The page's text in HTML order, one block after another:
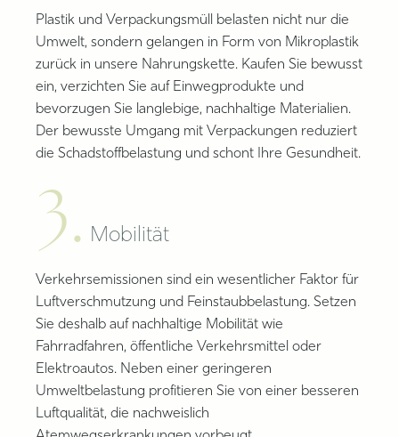
Plastik und Verpackungsmüll belasten nicht nur die
Umwelt, sondern gelangen in Form von Mikroplastik
zurück in unsere Nahrungskette. Kaufen Sie bewusst
ein, verzichten Sie auf Einwegprodukte und
bevorzugen Sie langlebige, nachhaltige Materialien.
Der bewusste Umgang mit Verpackungen reduziert
die Schadstoffbelastung und schont Ihre Gesundheit.
3. Mobilität
Verkehrsemissionen sind ein wesentlicher Faktor für
Luftverschmutzung und Feinstaubbelastung. Setzen
Sie deshalb auf nachhaltige Mobilität wie
Fahrradfahren, öffentliche Verkehrsmittel oder
Elektroautos. Neben einer geringeren
Umweltbelastung profitieren Sie von einer besseren
Luftqualität, die nachweislich